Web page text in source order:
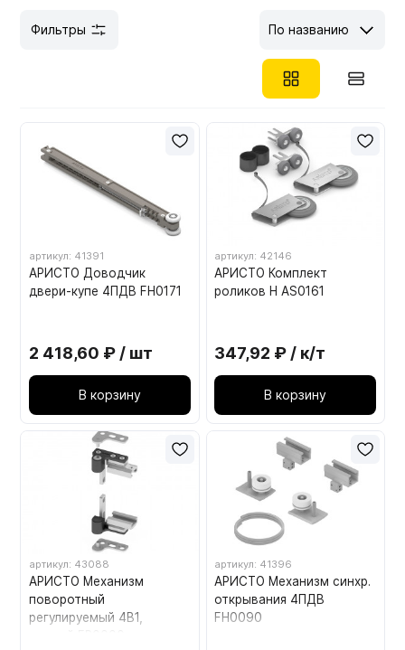
По названию
Фильтры
артикул: 41391
АРИСТО Доводчик
двери-купе 4ПДВ FH0171
2 418,60 ₽ / шт
В корзину
артикул: 42146
АРИСТО Комплект
роликов Н AS0161
347,92 ₽ / к/т
В корзину
артикул: 43088
АРИСТО Механизм
поворотный
регулируемый 4В1,
артикул: 41396
АРИСТО Механизм синхр.
открывания 4ПДВ
FH0090